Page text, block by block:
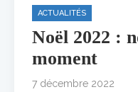
ACTUALITÉS
Noël 2022 :
moment
7 décembre 2022